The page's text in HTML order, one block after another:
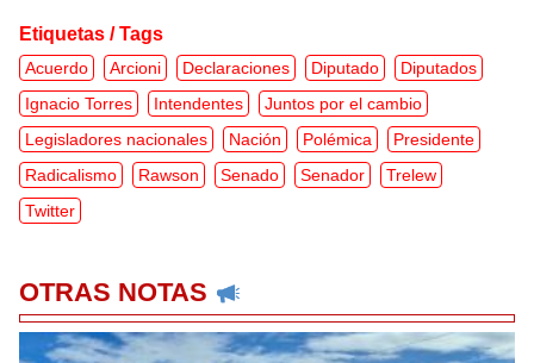
Etiquetas / Tags
Acuerdo Arcioni Declaraciones Diputado
Diputados
Ignacio Torres
Intendentes
Juntos por el cambio
Legisladores nacionales
Nación Polémica
Presidente
Radicalismo
Rawson Senado Senador
Trelew
Twitter
OTRAS NOTAS